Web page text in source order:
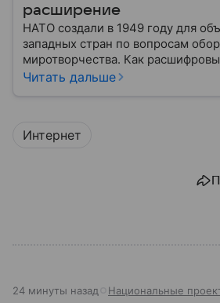
расширение
НАТО создали в 1949 году для
западных стран по вопросам
миротворчества. Как
аббревиатура, для чего
Читать дальше
Интернет
24 минуты назад Национальные